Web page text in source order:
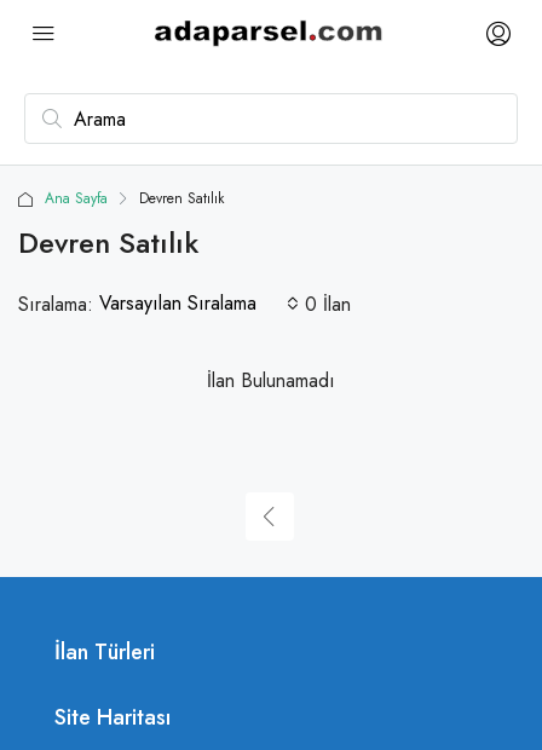
Ana Sayfa Devren Satılık
Devren Satılık
0 İlan
Sıralama: Varsayılan Sıralama
İlan Bulunamadı
İlan Türleri
Site Haritası